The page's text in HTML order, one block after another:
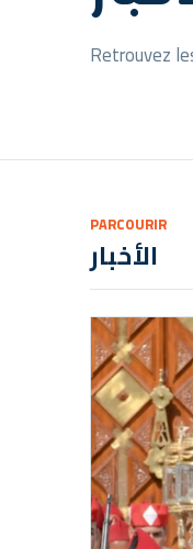
Retrouvez
PARCOURIR
الأخبار